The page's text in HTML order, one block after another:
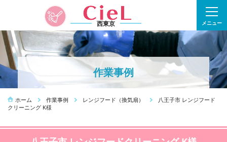
西東京 メニュー
作業事例
ホーム 作業事例 レンジフード（換気扇）
八王子市 レンジフード
クリーニング K様